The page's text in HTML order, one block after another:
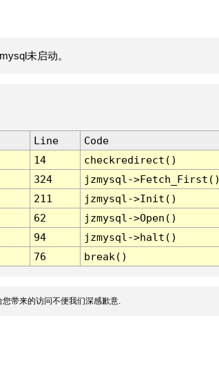
未启动。
Line
Code
14
checkredirect()
324
jzmysql-
211
jzmysql->Init()
62
jzmysql->Open()
94
jzmysql->halt()
76 break()
带来的访问不便我们深感歉意.